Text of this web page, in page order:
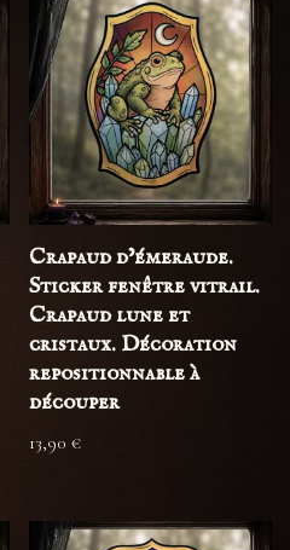
Crapaud d’émeraude.
Sticker fenêtre vitrail.
Crapaud lune et
cristaux. Décoration
repositionnable à
découper
13,90€